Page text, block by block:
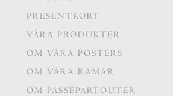
PRESENTKORT
VÅRA PRODUKTER
OM VÅRA POSTERS
OM VÅRA RAMAR
OM PASSEPARTOUTER